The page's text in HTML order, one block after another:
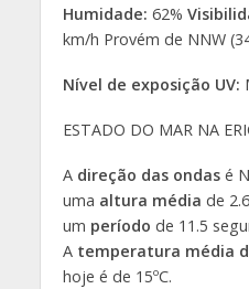
Humidade: 62%
km/h Provém de NNW
Nível de exposição UV:
ESTADO DO MAR NA
A direção das ondasé
uma altura média de
um período de 11.5
A temperatura média
hoje é de 15ºC.